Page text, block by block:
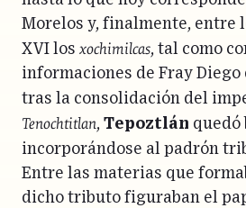
Morelos y, finalmente, entre
XVI los xochimilcas, tal como
informaciones de Fray Diego
tras la consolidación del
Tenochtitlan, Tepoztlán quedó
incorporándose al padrón
Entre las materias que
dicho tributo figuraban el